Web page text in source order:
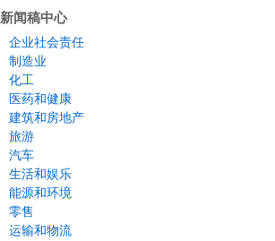
新闻稿中心
企业社会责任
制造业
化工
医药和健康
建筑和房地产
旅游
汽车
生活和娱乐
能源和环境
零售
运输和物流